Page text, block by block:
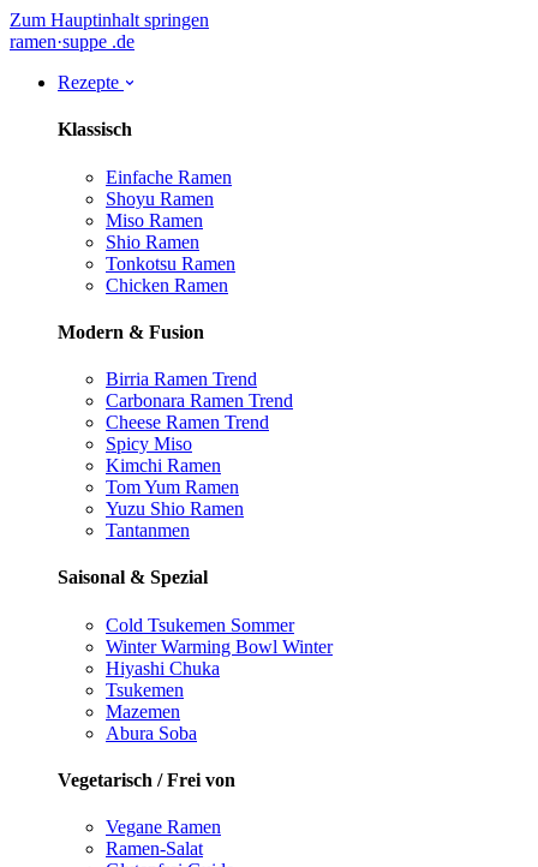
Zum Hauptinhalt springen
ramen·suppe .de
Rezepte
Klassisch
Einfache Ramen
Shoyu Ramen
Miso Ramen
Shio Ramen
Tonkotsu Ramen
Chicken Ramen
Modern & Fusion
Birria Ramen Trend
Carbonara Ramen Trend
Cheese Ramen Trend
Spicy Miso
Kimchi Ramen
Tom Yum Ramen
Yuzu Shio Ramen
Tantanmen
Saisonal & Spezial
Cold Tsukemen Sommer
Winter Warming Bowl Winter
Hiyashi Chuka
Tsukemen
Mazemen
Abura Soba
Vegetarisch / Frei von
Vegane Ramen
Ramen-Salat